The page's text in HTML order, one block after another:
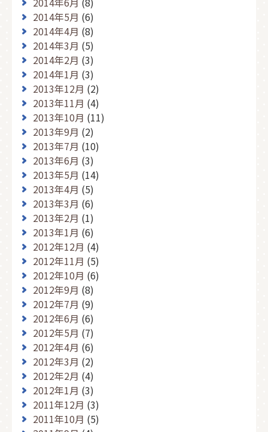
2014年5月 (6)
2014年4月 (8)
2014年3月 (5)
2014年2月 (3)
2014年1月 (3)
2013年12月 (2)
2013年11月 (4)
2013年10月 (11)
2013年9月 (2)
2013年7月 (10)
2013年6月 (3)
2013年5月 (14)
2013年4月 (5)
2013年3月 (6)
2013年2月 (1)
2013年1月 (6)
2012年12月 (4)
2012年11月 (5)
2012年10月 (6)
2012年9月 (8)
2012年7月 (9)
2012年6月 (6)
2012年5月 (7)
2012年4月 (6)
2012年3月 (2)
2012年2月 (4)
2012年1月 (3)
2011年12月 (3)
2011年10月 (5)